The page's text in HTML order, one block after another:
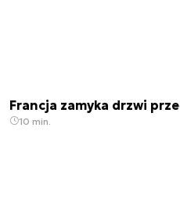
Francja zamyka drzwi
10 min.